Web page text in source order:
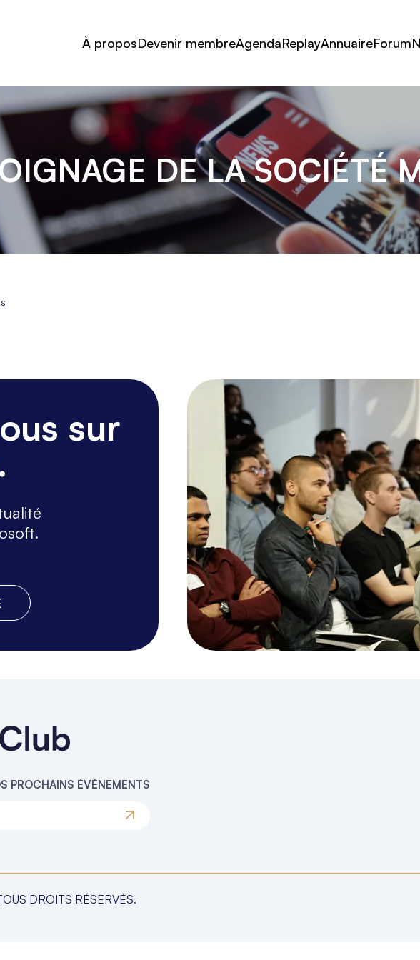
À proposDevenir membreAgendaReplayAnnuaireForum
DE LA SOCIÉTÉ
sur
PROCHAINS ÉVÉNEMENTS
DROITS RÉSERVÉS.